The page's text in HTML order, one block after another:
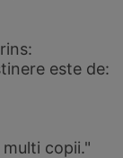
este de:
copii."